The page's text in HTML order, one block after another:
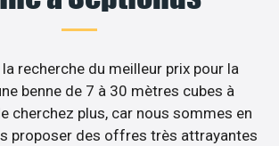
recherche du meilleur prix pour la
benne de 7 à 30 mètres cubes à
cherchez plus, car nous sommes en
proposer des offres très attrayantes